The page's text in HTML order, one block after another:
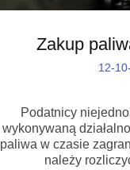
Zakup
12-
Podatnicy
wykonywaną
paliwa w czasie
należy